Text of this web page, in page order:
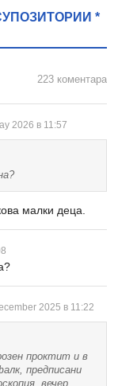
*
223 коментара
2026 в 11:57
малки деца.
2025 в 11:22
проктит и в
предписани
вечер